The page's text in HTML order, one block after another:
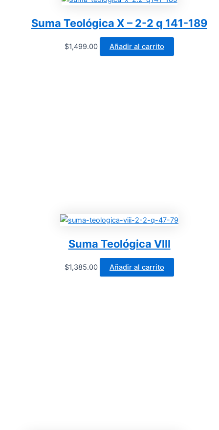
Suma Teológica X – 2-2 q 141-189
$1,499.00 Añadir al carrito
Suma Teológica VIII
$1,385.00 Añadir al carrito